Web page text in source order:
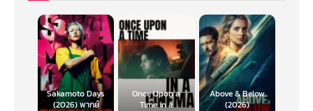
Sakamoto Days
(2026) พากย์
Once Upon a
Time in a
Above & Below
(2026)